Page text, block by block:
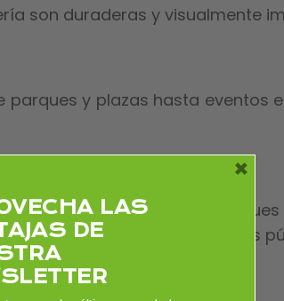
son duraderas y visualmente
y plazas hasta eventos
urbanos. Ideal para
un toque lúdico a tus espacios
LAS
DE
×